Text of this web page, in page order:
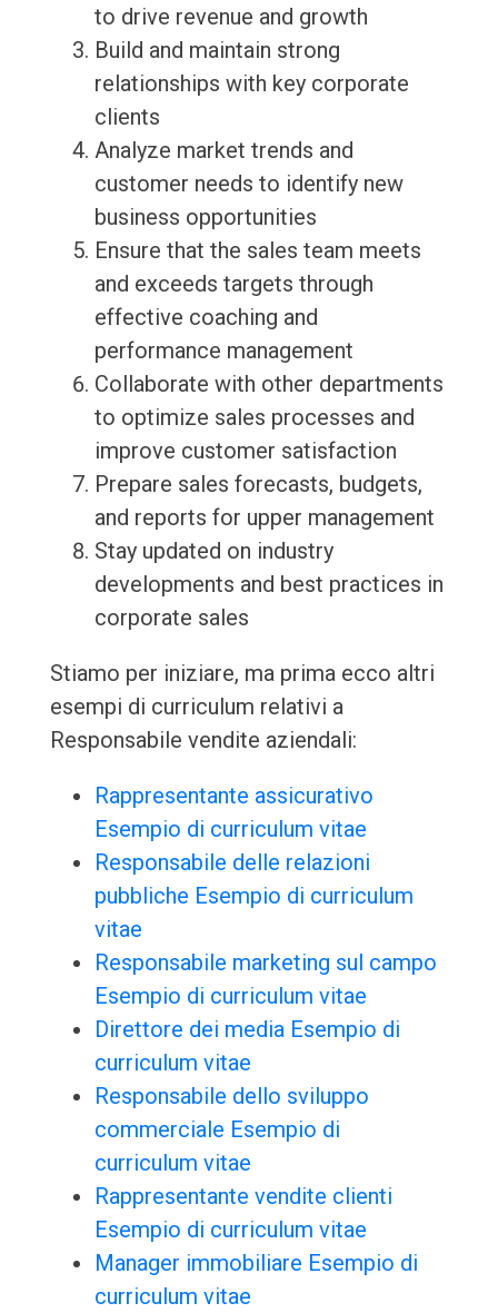
to drive revenue and growth
Build and maintain strong
relationships with key corporate
clients
Analyze market trends and
customer needs to identify new
business opportunities
Ensure that the sales team meets
and exceeds targets through
effective coaching and
performance management
Collaborate with other departments
to optimize sales processes and
improve customer satisfaction
Prepare sales forecasts, budgets,
and reports for upper management
Stay updated on industry
developments and best practices in
corporate sales
Stiamo per iniziare, ma prima ecco altri
esempi di curriculum relativi a
Responsabile vendite aziendali:
Rappresentante assicurativo
Esempio di curriculum vitae
Responsabile delle relazioni
pubbliche Esempio di curriculum
vitae
Responsabile marketing sul campo
Esempio di curriculum vitae
Direttore dei media Esempio di
curriculum vitae
Responsabile dello sviluppo
commerciale Esempio di
curriculum vitae
Rappresentante vendite clienti
Esempio di curriculum vitae
Manager immobiliare Esempio di
curriculum vitae